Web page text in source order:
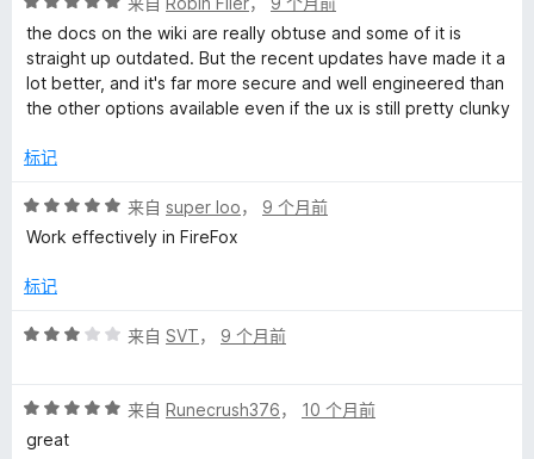
5
分
5
/
5
the docs on the wiki are really obtuse and some of it is
straight up outdated. But the recent updates have made it a
lot better, and it's far more secure and well engineered than
the other options available even if the ux is still pretty clunky
标记
评
分
/
来自 super loo， 9 个月前
Work effectively in FireFox
标记
评
/
5
来自 SVT， 9 个月前
评
分
来自 Runecrush376， 10 个月前
great